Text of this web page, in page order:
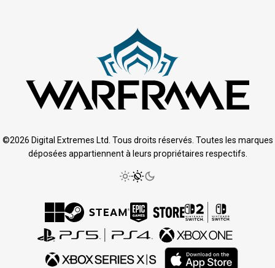
©2026 Digital Extremes Ltd. Tous droits réservés. Toutes les marques
déposées appartiennent à leurs propriétaires respectifs.